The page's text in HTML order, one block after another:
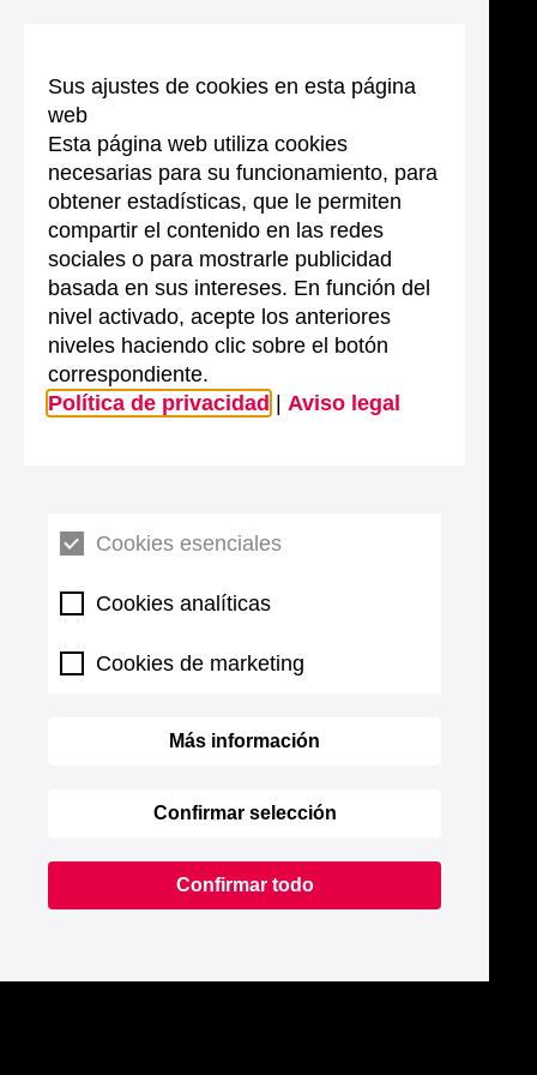
Sus ajustes de cookies en esta página
web
Esta página web utiliza cookies
necesarias para su funcionamiento, para
obtener estadísticas, que le permiten
compartir el contenido en las redes
sociales o para mostrarle publicidad
basada en sus intereses. En función del
nivel activado, acepte los anteriores
niveles haciendo clic sobre el botón
correspondiente.
Política de privacidad
Aviso legal
Cookies esenciales
Cookies analíticas
Cookies de marketing
Más información
Confirmar selección
Confirmar todo